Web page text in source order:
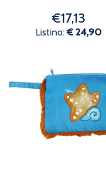
€17,13
Listino:€ 24,90